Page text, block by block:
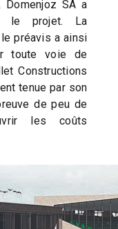
Domenjoz SA a
le projet. La
préavis a ainsi
toute voie de
Constructions
tenue par son
de peu de
les coûts